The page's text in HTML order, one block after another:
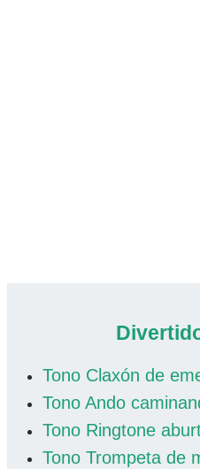
Tono Claxón de
Tono Ando
Tono Ringtone
Tono Trompeta de